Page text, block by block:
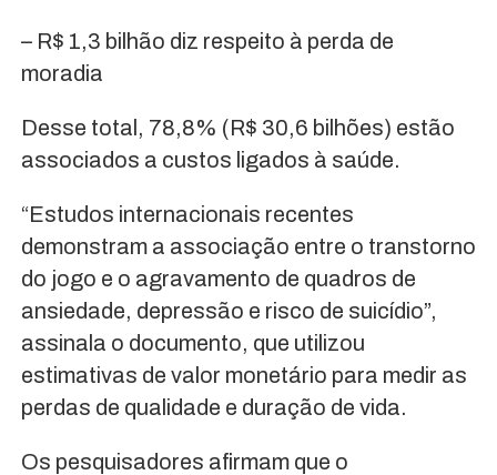
– R$ 1,3 bilhão diz respeito à perda de
moradia
Desse total, 78,8% (R$ 30,6 bilhões) estão
associados a custos ligados à saúde.
“Estudos internacionais recentes
demonstram a associação entre o transtorno
do jogo e o agravamento de quadros de
ansiedade, depressão e risco de suicídio”,
assinala o documento, que utilizou
estimativas de valor monetário para medir as
perdas de qualidade e duração de vida.
Os pesquisadores afirmam que o